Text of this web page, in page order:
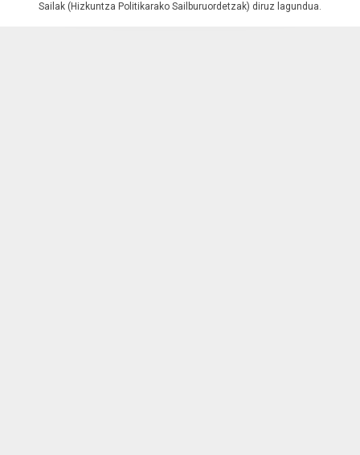
Sailak (Hizkuntza Politikarako Sailburuordetzak) diruz lagundua.